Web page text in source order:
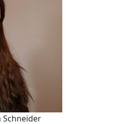
Schneider